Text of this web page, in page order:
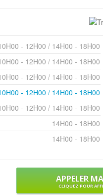
- 12H00 / 14H00 - 18H00
- 12H00 / 14H00 - 18H00
- 12H00 / 14H00 - 18H00
- 12H00 / 14H00 - 18H00
- 12H00 / 14H00 - 18H00
14H00 - 18H00
14H00 - 18H00
APPELER
CLIQUEZ POUR